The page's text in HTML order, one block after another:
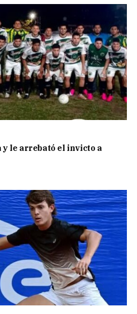
y le arrebató el invicto a